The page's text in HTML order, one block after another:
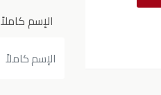
الإسم كاملاً